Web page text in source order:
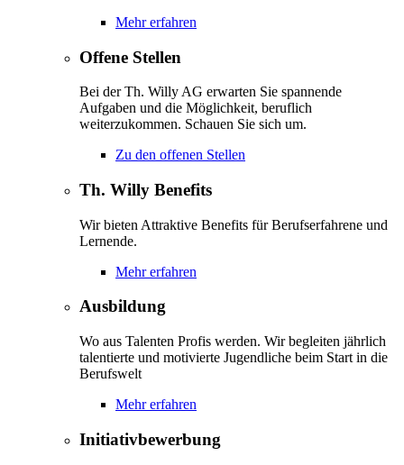
Mehr erfahren
Offene Stellen
Bei der Th. Willy AG erwarten Sie spannende
Aufgaben und die Möglichkeit, beruflich
weiterzukommen. Schauen Sie sich um.
Zu den offenen Stellen
Th. Willy Benefits
Wir bieten Attraktive Benefits für Berufserfahrene und
Lernende.
Mehr erfahren
Ausbildung
Wo aus Talenten Profis werden. Wir begleiten jährlich
talentierte und motivierte Jugendliche beim Start in die
Berufswelt
Mehr erfahren
Initiativbewerbung